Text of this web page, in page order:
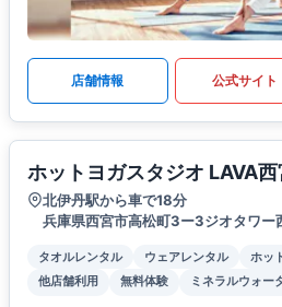
店舗情報 公式サイト
ホットヨガスタジオ LAVA
北伊丹駅から車で18分
兵庫県西宮市高松町3ー3ジオタワー
タオルレンタル ウェアレンタル ホッ
他店舗利用
無料体験 ミネラルウォー